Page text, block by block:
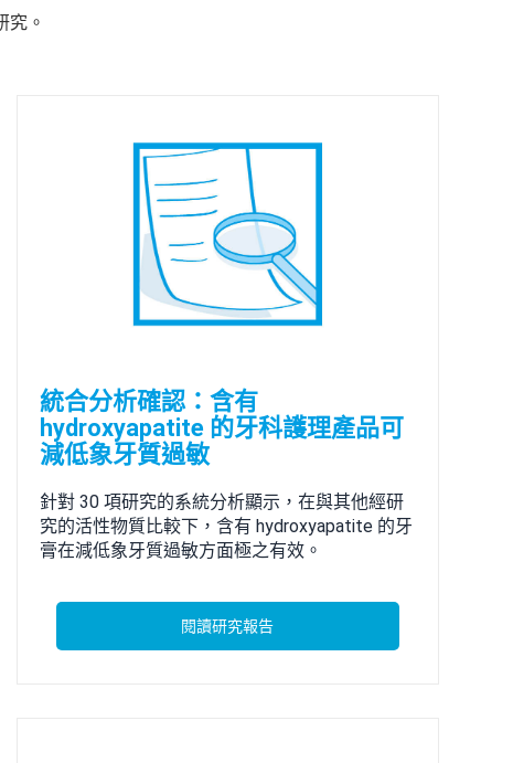
究。
統合分析確認：含有
hydroxyapatite 的牙科護理產品可
減低象牙質過敏
針對 30 項研究的系統分析顯示，在與其他經研
究的活性物質比較下，含有 hydroxyapatite 的牙
膏在減低象牙質過敏方面極之有效。
閱讀研究報告